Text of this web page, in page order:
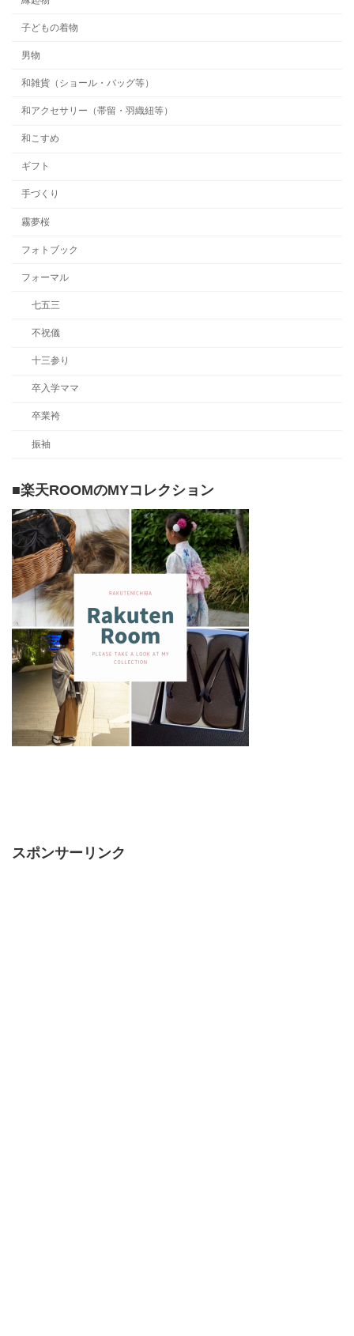
子どもの着物
男物
和雑貨（ショール・バッグ等）
和アクセサリー（帯留・羽織紐等）
和こすめ
ギフト
手づくり
霧夢桜
フォトブック
フォーマル
七五三
不祝儀
十三参り
卒入学ママ
卒業袴
振袖
■楽天ROOMのMYコレクション
スポンサーリンク